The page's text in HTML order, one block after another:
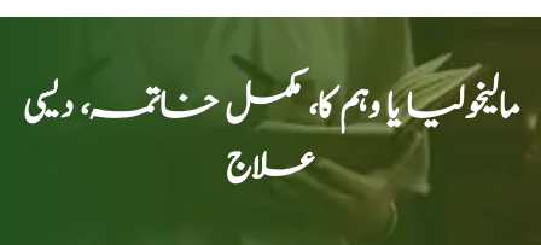
مالیخولیا یا وہم کا، مکمل خاتمہ، دیسی
علاج